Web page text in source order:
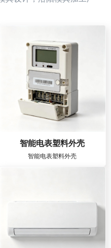
智能电表塑料外壳
智能电表塑料外壳